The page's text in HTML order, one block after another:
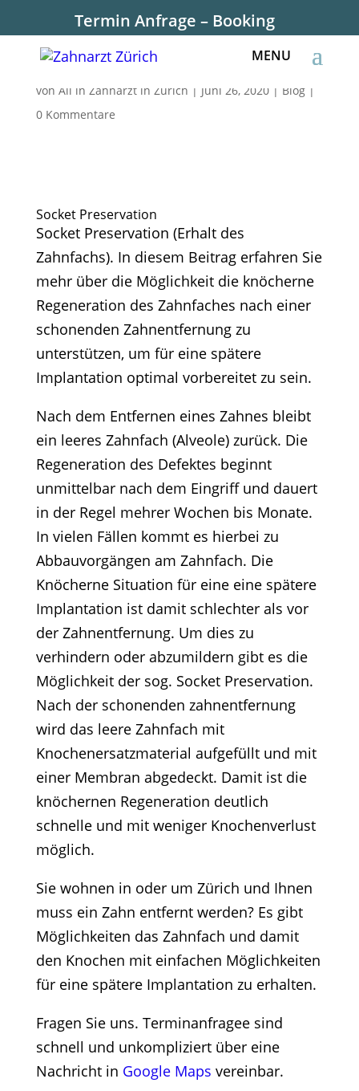
Termin Anfrage – Booking
Socket Preservation
von All in Zahnarzt in Zürich | Juni 26, 2020| Blog|
0 Kommentare
Socket Preservation
Socket Preservation (Erhalt des
Zahnfachs). In diesem Beitrag erfahren Sie
mehr über die Möglichkeit die knöcherne
Regeneration des Zahnfaches nach einer
schonenden Zahnentfernung zu
unterstützen, um für eine spätere
Implantation optimal vorbereitet zu sein.
Nach dem Entfernen eines Zahnes bleibt
ein leeres Zahnfach (Alveole) zurück. Die
Regeneration des Defektes beginnt
unmittelbar nach dem Eingriff und dauert
in der Regel mehrer Wochen bis Monate.
In vielen Fällen kommt es hierbei zu
Abbauvorgängen am Zahnfach. Die
Knöcherne Situation für eine eine spätere
Implantation ist damit schlechter als vor
der Zahnentfernung. Um dies zu
verhindern oder abzumildern gibt es die
Möglichkeit der sog. Socket Preservation.
Nach der schonenden zahnentfernung
wird das leere Zahnfach mit
Knochenersatzmaterial aufgefüllt und mit
einer Membran abgedeckt. Damit ist die
knöchernen Regeneration deutlich
schnelle und mit weniger Knochenverlust
möglich.
Sie wohnen in oder um Zürich und Ihnen
muss ein Zahn entfernt werden? Es gibt
Möglichkeiten das Zahnfach und damit
den Knochen mit einfachen Möglichkeiten
für eine spätere Implantation zu erhalten.
Fragen Sie uns. Terminanfragee sind
schnell und unkompliziert über eine
Nachricht in Google Maps vereinbar.